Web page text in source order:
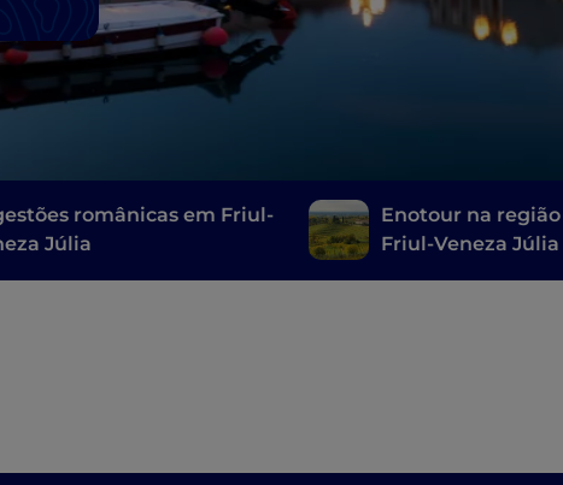
românicas em Friul-
Júlia
Enotour na
Friul-Veneza Júlia